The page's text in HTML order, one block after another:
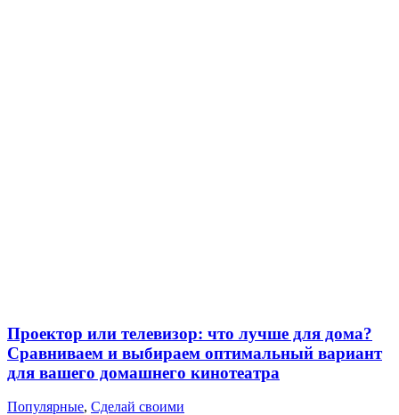
Проектор или телевизор: что лучше для дома?
Сравниваем и выбираем оптимальный вариант
для вашего домашнего кинотеатра
Популярные, Сделай своими